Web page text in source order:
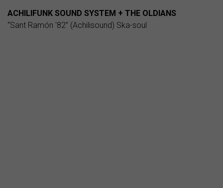
ACHILIFUNK SOUND SYSTEM + THE OLDIANS
“Sant Ramón '82” (Achilisound) Ska-soul